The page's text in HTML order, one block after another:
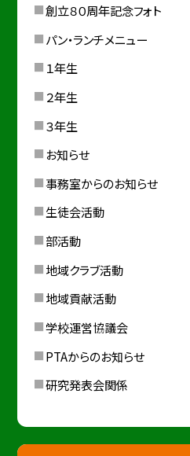
創立８０周年記念フォト
パン・ランチメニュー
１年生
２年生
３年生
お知らせ
事務室からのお知らせ
生徒会活動
部活動
地域クラブ活動
地域貢献活動
学校運営協議会
PTAからのお知らせ
研究発表会関係